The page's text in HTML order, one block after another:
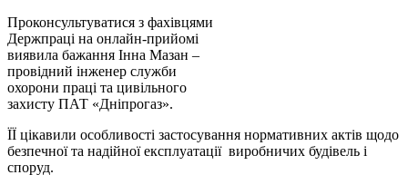
Проконсультуватися з фахівцями
Держпраці на онлайн-прийомі
виявила бажання Інна Мазан –
провідний інженер служби
охорони праці та цивільного
захисту ПАТ «Дніпрогаз».
ЇЇ цікавили особливості застосування нормативних актів щодо
безпечної та надійної експлуатації виробничих будівель і
споруд.